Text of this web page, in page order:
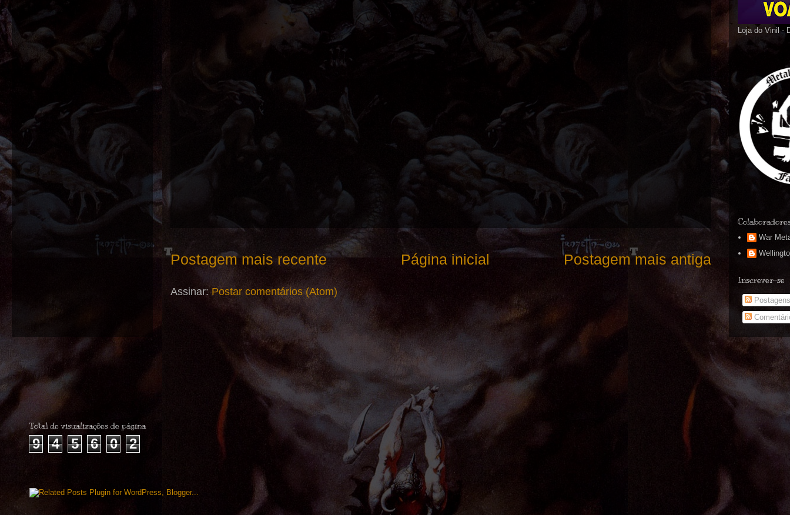
Postagem mais recente Postagem mais antiga
Página inicial
Assinar:Postar comentários (Atom)
Loja do Vinil -
War
Inscrever-se
Postagens
Total de visualizações de página
9 4 5 6 0 2